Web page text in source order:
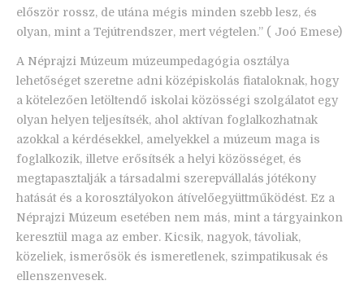
először rossz, de utána mégis minden szebb lesz, és
olyan, mint a Tejútrendszer, mert végtelen.” ( Joó Emese)
A Néprajzi Múzeum múzeumpedagógia osztálya
lehetőséget szeretne adni középiskolás fiataloknak, hogy
a kötelezően letöltendő iskolai közösségi szolgálatot egy
olyan helyen teljesítsék, ahol aktívan foglalkozhatnak
azokkal a kérdésekkel, amelyekkel a múzeum maga is
foglalkozik, illetve erősítsék a helyi közösséget, és
megtapasztalják a társadalmi szerepvállalás jótékony
hatását és a korosztályokon átívelőegyüttműködést. Ez a
Néprajzi Múzeum esetében nem más, mint a tárgyainkon
keresztül maga az ember. Kicsik, nagyok, távoliak,
közeliek, ismerősök és ismeretlenek, szimpatikusak és
ellenszenvesek.